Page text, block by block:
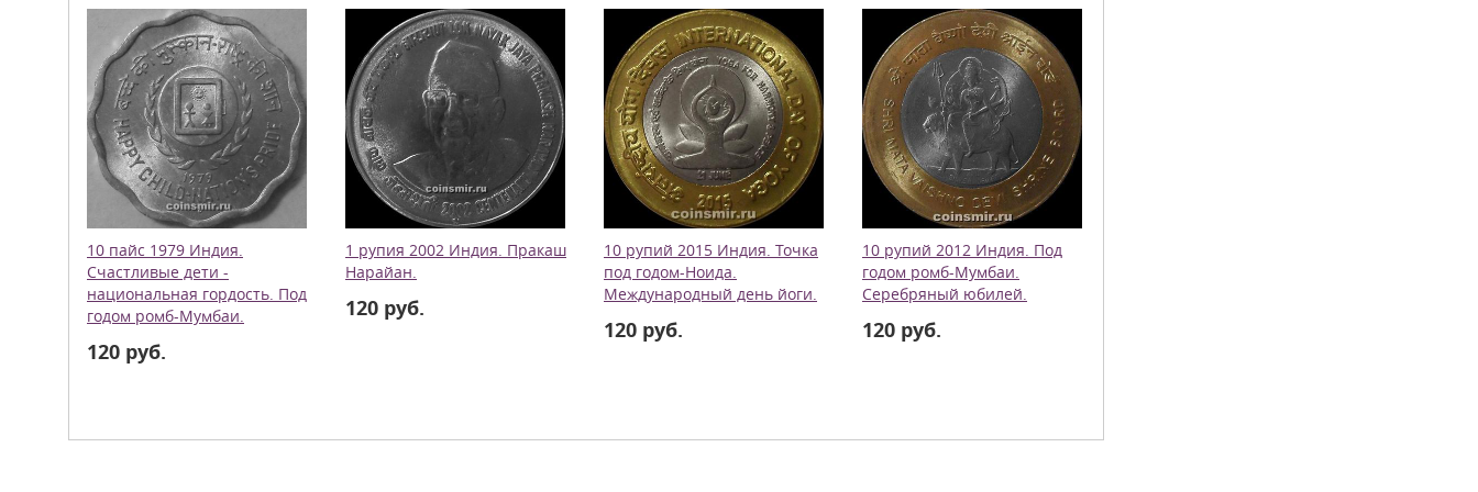
10 пайс 1979 Индия.
Счастливые дети -
национальная гордость. Под
годом ромб-Мумбаи.
120 руб.
1 рупия 2002 Индия. Пракаш
Нарайан.
120 руб.
10 рупий 2015 Индия. Точка
под годом-Ноида.
Международный день йоги.
120 руб.
10 рупий 2012 Индия. Под
годом ромб-Мумбаи.
Серебряный юбилей.
120 руб.